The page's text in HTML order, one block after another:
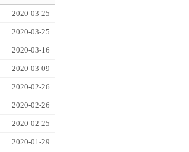
2020-03-25
2020-03-25
2020-03-16
2020-03-09
2020-02-26
2020-02-26
2020-02-25
2020-01-29